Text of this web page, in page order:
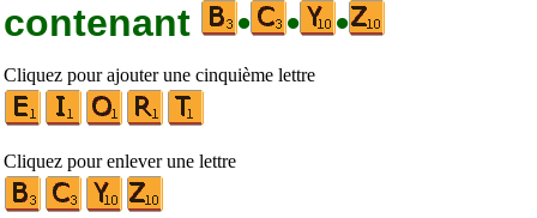
contenant
• • •
Cliquez pour ajouter une cinquième lettre
Cliquez pour enlever une lettre